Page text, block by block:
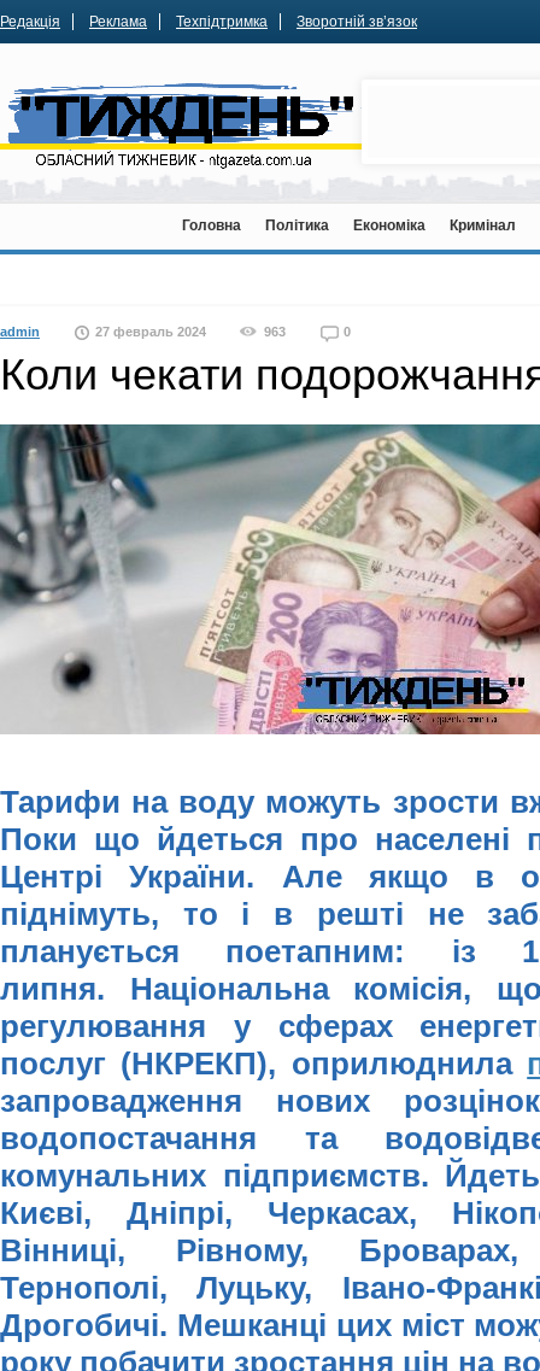
Редакція Реклама Техпідтримка Зворотній зв’язок
Головна Політика Економіка Кримінал
admin 27 февраль 2024 963 0
Коли чекати
Тарифи на воду можуть зрости
Поки що йдеться про населені
Центрі України. Але якщо в
піднімуть, то і в решті не
планується поетапним:
липня. Національна комісія,
регулювання у сферах
послуг (НКРЕКП), оприлюднила
запровадження нових
водопостачання та
комунальних підприємств.
Києві, Дніпрі, Черкасах,
Вінниці, Рівному,
Тернополі, Луцьку, Івано-
Дрогобичі. Мешканці цих міст
року побачити зростання цін на